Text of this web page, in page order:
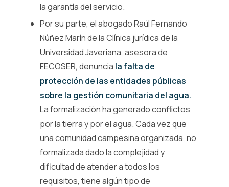
la garantía del servicio.
Por su parte, el abogado Raúl Fernando
Núñez Marín de la Clínica jurídica de la
Universidad Javeriana, asesora de
FECOSER, denuncia la falta de
protección de las entidades públicas
sobre la gestión comunitaria del agua.
La formalización ha generado conflictos
por la tierra y por el agua. Cada vez que
una comunidad campesina organizada, no
formalizada dado la complejidad y
dificultad de atender a todos los
requisitos, tiene algún tipo de